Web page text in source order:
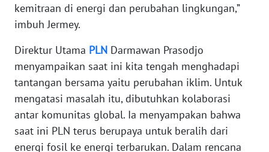
kemitraan di energi dan perubahan lingkungan,”
imbuh Jermey.
Direktur Utama PLN Darmawan Prasodjo
menyampaikan saat ini kita tengah menghadapi
tantangan bersama yaitu perubahan iklim. Untuk
mengatasi masalah itu, dibutuhkan kolaborasi
antar komunitas global. Ia menyampakan bahwa
saat ini PLN terus berupaya untuk beralih dari
energi fosil ke energi terbarukan. Dalam rencana
JATIM
WN
WN
KALBAR
WN
KALTENG